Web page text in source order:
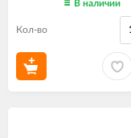
В наличии
Кол-во